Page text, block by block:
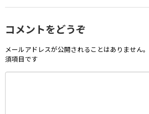
コメントをどうぞ
メールアドレスが公開されることはありません。
須項目です